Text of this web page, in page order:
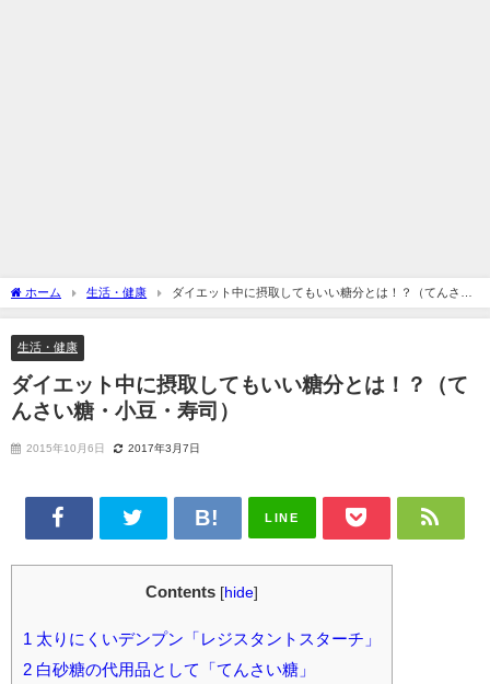
ホーム 生活・健康
ダイエット中に摂取してもいい糖分とは！？（てんさい
糖・小豆・寿司）
生活・健康
ダイエット中に摂取してもいい糖分とは！？（て
んさい糖・小豆・寿司）
2015年10月6日 2017年3月7日
LINE
Contents [hide]
1 太りにくいデンプン「レジスタントスターチ」
2 白砂糖の代用品として「てんさい糖」